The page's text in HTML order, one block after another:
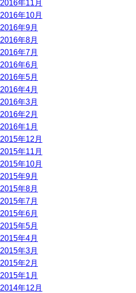
2016年11月
2016年10月
2016年9月
2016年8月
2016年7月
2016年6月
2016年5月
2016年4月
2016年3月
2016年2月
2016年1月
2015年12月
2015年11月
2015年10月
2015年9月
2015年8月
2015年7月
2015年6月
2015年5月
2015年4月
2015年3月
2015年2月
2015年1月
2014年12月